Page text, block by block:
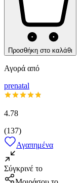
Προσθήκη στο καλάθι
Αγορά από
prenatal
4.78
(137)
Αγαπημένα
Σύγκρινέ το